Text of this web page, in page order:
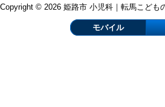
Copyright © 2026 姫路市 小児科｜転馬こども
モバイル